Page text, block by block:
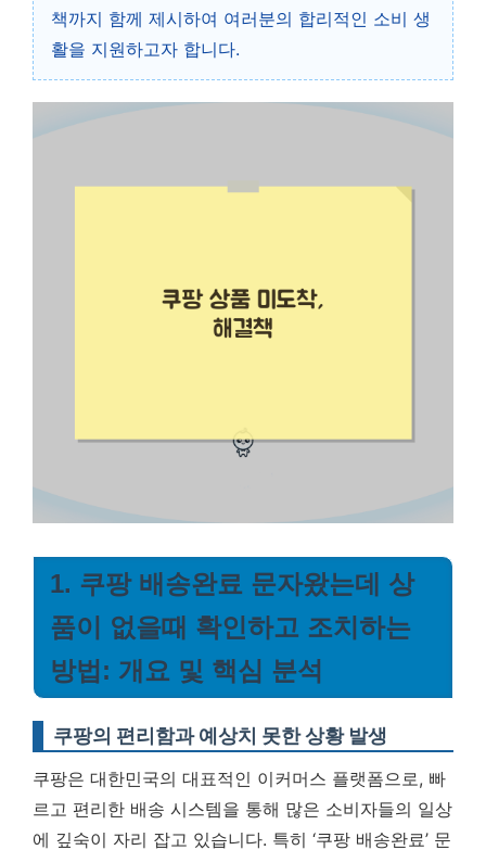
책까지 함께 제시하여 여러분의 합리적인 소비 생
활을 지원하고자 합니다.
1. 쿠팡 배송완료 문자왔는데 상
품이 없을때 확인하고 조치하는
방법: 개요 및 핵심 분석
쿠팡의 편리함과 예상치 못한 상황 발생
쿠팡은 대한민국의 대표적인 이커머스 플랫폼으로, 빠
르고 편리한 배송 시스템을 통해 많은 소비자들의 일상
에 깊숙이 자리 잡고 있습니다. 특히 ‘쿠팡 배송완료’ 문